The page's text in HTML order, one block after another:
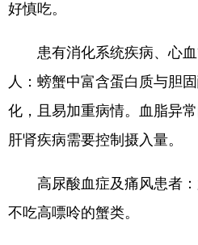
好慎吃。
患有消化系统疾病、心血
人：螃蟹中富含蛋白质与胆
化，且易加重病情。血脂异
肝肾疾病需要控制摄入量。
高尿酸血症及痛风患者：
不吃高嘌呤的蟹类。